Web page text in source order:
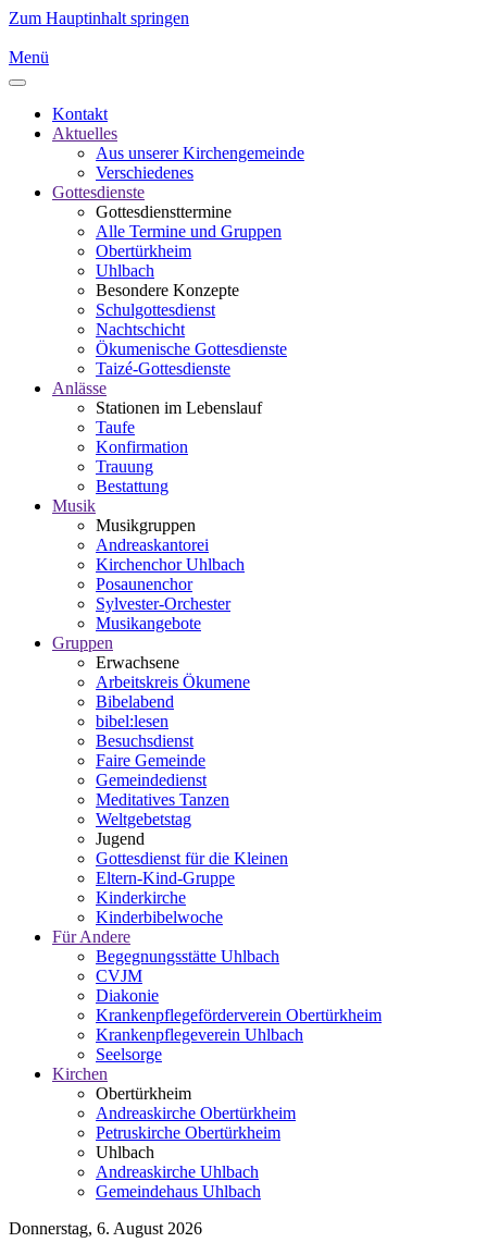
Zum Hauptinhalt springen
Menü
Kontakt
Aktuelles
Aus unserer Kirchengemeinde
Verschiedenes
Gottesdienste
Gottesdiensttermine
Alle Termine und Gruppen
Obertürkheim
Uhlbach
Besondere Konzepte
Schulgottesdienst
Nachtschicht
Ökumenische Gottesdienste
Taizé-Gottesdienste
Anlässe
Stationen im Lebenslauf
Taufe
Konfirmation
Trauung
Bestattung
Musik
Musikgruppen
Andreaskantorei
Kirchenchor Uhlbach
Posaunenchor
Sylvester-Orchester
Musikangebote
Gruppen
Erwachsene
Arbeitskreis Ökumene
Bibelabend
bibel:lesen
Besuchsdienst
Faire Gemeinde
Gemeindedienst
Meditatives Tanzen
Weltgebetstag
Jugend
Gottesdienst für die Kleinen
Eltern-Kind-Gruppe
Kinderkirche
Kinderbibelwoche
Für Andere
Begegnungsstätte Uhlbach
CVJM
Diakonie
Krankenpflegeförderverein Obertürkheim
Krankenpflegeverein Uhlbach
Seelsorge
Kirchen
Obertürkheim
Andreaskirche Obertürkheim
Petruskirche Obertürkheim
Uhlbach
Andreaskirche Uhlbach
Gemeindehaus Uhlbach
Donnerstag, 6. August 2026